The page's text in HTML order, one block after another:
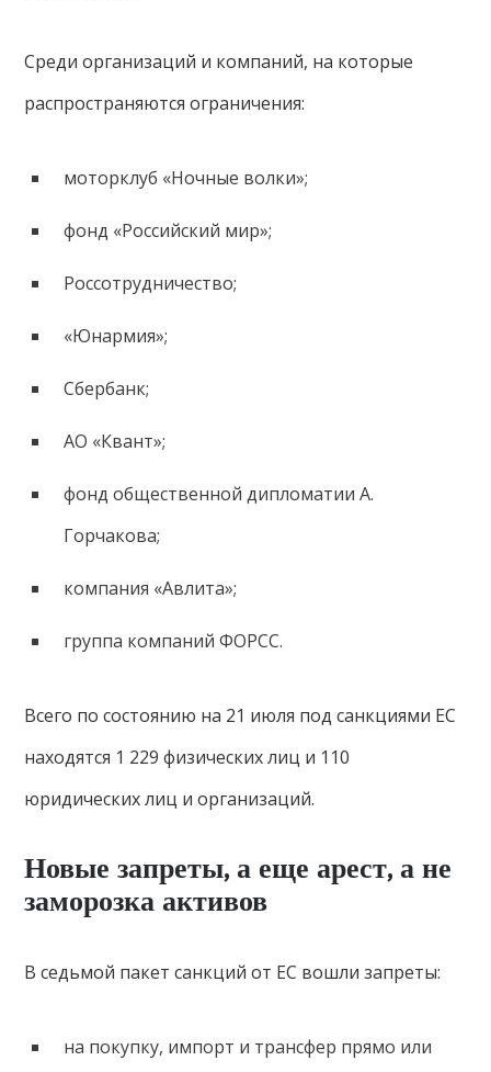
Среди организаций и компаний, на которые
распространяются ограничения:
моторклуб «Ночные волки»;
фонд «Российский мир»;
Россотрудничество;
«Юнармия»;
Сбербанк;
АО «Квант»;
фонд общественной дипломатии А.
Горчакова;
компания «Авлита»;
группа компаний ФОРСС.
Всего по состоянию на 21 июля под санкциями ЕС
находятся 1 229 физических лиц и 110
юридических лиц и организаций.
Новые запреты, а еще арест, а не
заморозка активов
В седьмой пакет санкций от ЕС вошли запреты:
на покупку, импорт и трансфер прямо или